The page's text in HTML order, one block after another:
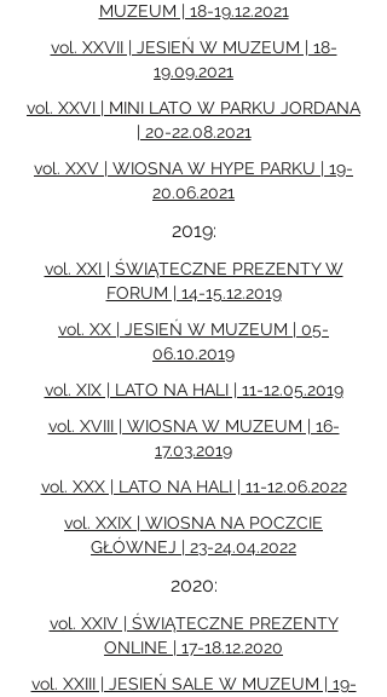
MUZEUM | 18-19.12.2021
vol. XXVII | JESIEŃ W MUZEUM | 18-
19.09.2021
vol. XXVI | MINI LATO W PARKU JORDANA
| 20-22.08.2021
vol. XXV | WIOSNA W HYPE PARKU | 19-
20.06.2021
2019:
vol. XXI | ŚWIĄTECZNE PREZENTY W
FORUM | 14-15.12.2019
vol. XX | JESIEŃ W MUZEUM | 05-
06.10.2019
vol. XIX | LATO NA HALI | 11-12.05.2019
vol. XVIII | WIOSNA W MUZEUM | 16-
17.03.2019
vol. XXX | LATO NA HALI | 11-12.06.2022
vol. XXIX | WIOSNA NA POCZCIE
GŁÓWNEJ | 23-24.04.2022
2020:
vol. XXIV | ŚWIĄTECZNE PREZENTY
ONLINE | 17-18.12.2020
vol. XXIII | JESIEŃ SALE W MUZEUM | 19-